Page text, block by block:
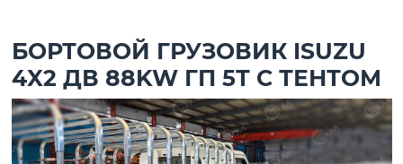
БОРТОВОЙ ГРУЗОВИК ISUZU
4X2 ДВ 88KW ГП 5Т С ТЕНТОМ